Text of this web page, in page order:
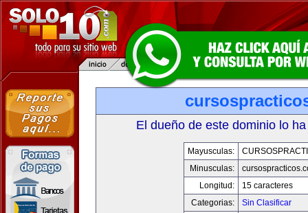
El dueño de este dominio lo
Mayusculas:
Minusculas:
Longitud:
15 caracteres
Categorias:
Sin Clasificar